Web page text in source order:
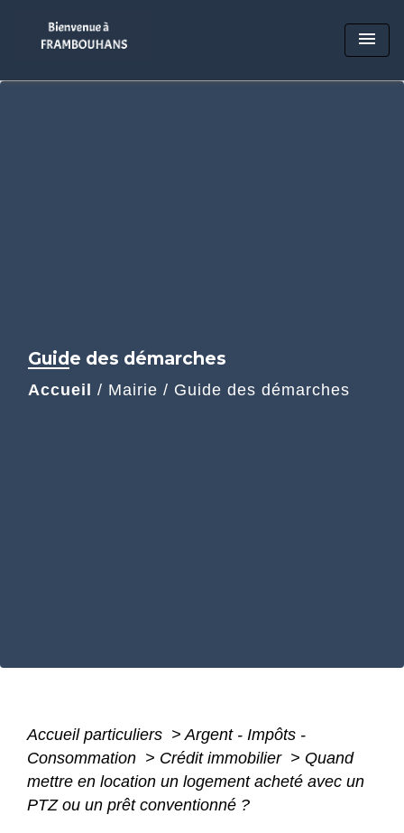
menu
Guide des démarches
Accueil / Mairie / Guide des démarches
Accueil particuliers > Argent - Impôts -
Consommation > Crédit immobilier > Quand
mettre en location un logement acheté avec un
PTZ ou un prêt conventionné ?